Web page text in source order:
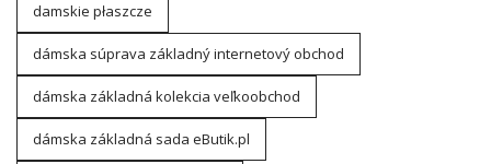
damskie płaszcze
dámska súprava základný internetový obchod
dámska základná kolekcia veľkoobchod
dámska základná sada eButik.pl